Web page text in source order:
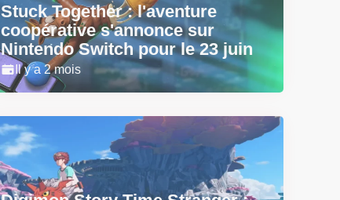
Stuck Together : l'aventure
coopérative s'annonce sur
Nintendo Switch pour le 23 juin
Il y a 2 mois